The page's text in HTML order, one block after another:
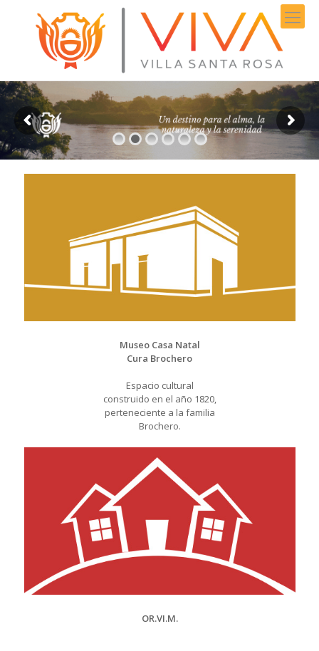
Museo Casa Natal
Cura Brochero
Espacio cultural
construido en el año 1820,
perteneciente a la familia
Brochero.
OR.VI.M.